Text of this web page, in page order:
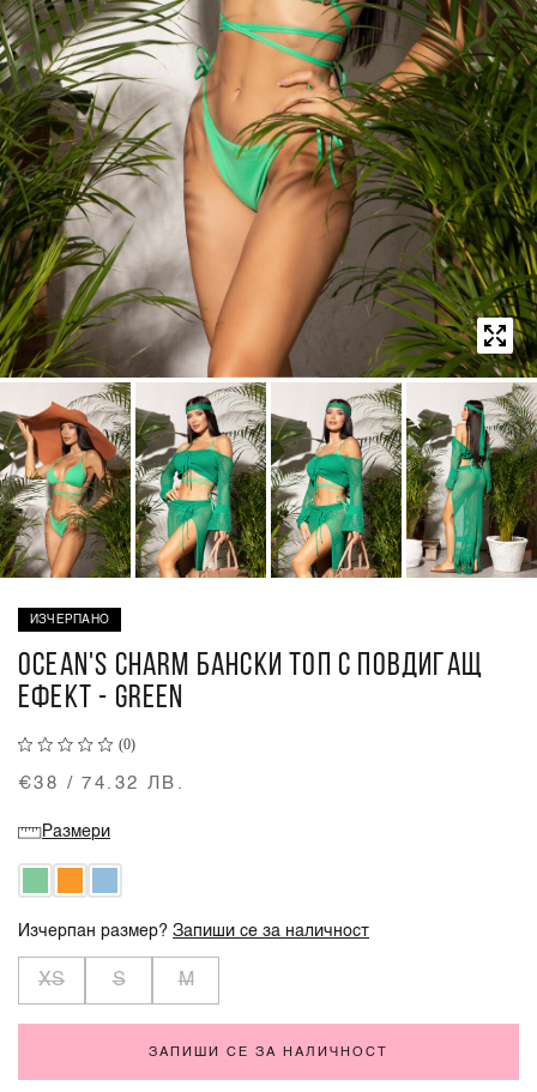
ИЗЧЕРПАНО
OCEAN'S CHARM БАНСКИ ТОП С ПОВДИГАЩ
ЕФЕКТ - GREEN
(0)
€38 / 74.32 ЛВ.
Размери
Изчерпан размер?Запиши се за наличност
XS S M
ЗАПИШИ СЕ ЗА НАЛИЧНОСТ